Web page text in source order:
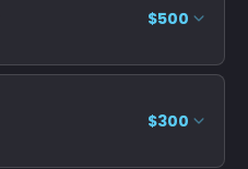
$500
$300